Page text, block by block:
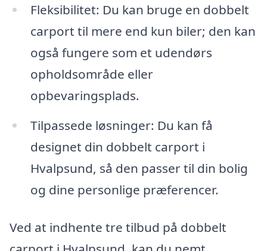
Fleksibilitet: Du kan bruge en dobbelt
carport til mere end kun biler; den kan
også fungere som et udendørs
opholdsområde eller
opbevaringsplads.
Tilpassede løsninger: Du kan få
designet din dobbelt carport i
Hvalpsund, så den passer til din bolig
og dine personlige præferencer.
Ved at indhente tre tilbud på dobbelt